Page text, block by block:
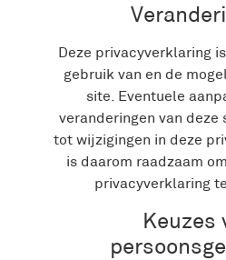
Deze privacyverklaring
gebruik van en de
site. Eventuele
veranderingen van deze
tot wijzigingen in deze
is daarom raadzaam
privacyverklaring
Keuzes